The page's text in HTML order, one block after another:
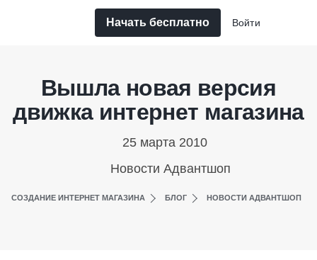
Начать бесплатно Войти
Вышла новая версия
движка интернет магазина
25 марта 2010
Новости Адвантшоп
СОЗДАНИЕ ИНТЕРНЕТ МАГАЗИНА БЛОГ НОВОСТИ АДВАНТШОП